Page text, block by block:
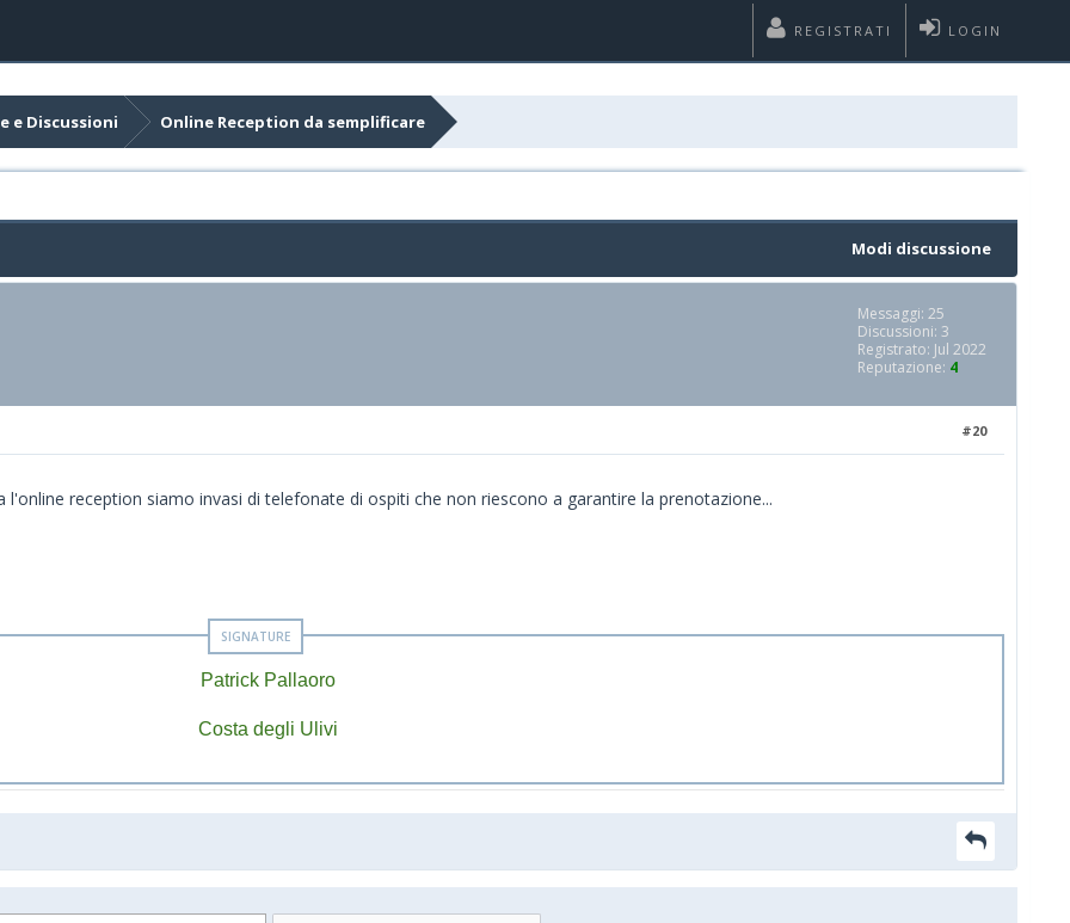
LOGIN
REGISTRATI
e Discussioni Online Reception da semplificare
Modi discussione
Messaggi: 25
Discussioni: 3
Registrato: Jul 2022
Reputazione: 4
#20
reception siamo invasi di telefonate di ospiti che non riescono a garantire la prenotazione...
Patrick Pallaoro
Costa degli Ulivi